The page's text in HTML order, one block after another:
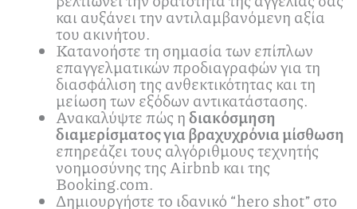
και αυξάνει την αντιλαμβανόμενη αξία
του ακινήτου.
Κατανοήστε τη σημασία των επίπλων
επαγγελματικών προδιαγραφών για τη
διασφάλιση της ανθεκτικότητας και τη
μείωση των εξόδων αντικατάστασης.
Ανακαλύψτε πώς ηδιακόσμηση
διαμερίσματος για βραχυχρόνια μίσθωση
επηρεάζει τους αλγόριθμους τεχνητής
νοημοσύνης της Airbnb και της
Booking.com.
Δημιουργήστε το ιδανικό “hero shot” στο